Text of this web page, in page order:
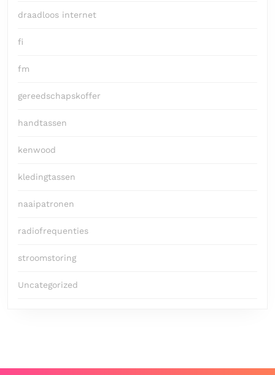
draadloos internet
fi
fm
gereedschapskoffer
handtassen
kenwood
kledingtassen
naaipatronen
radiofrequenties
stroomstoring
Uncategorized